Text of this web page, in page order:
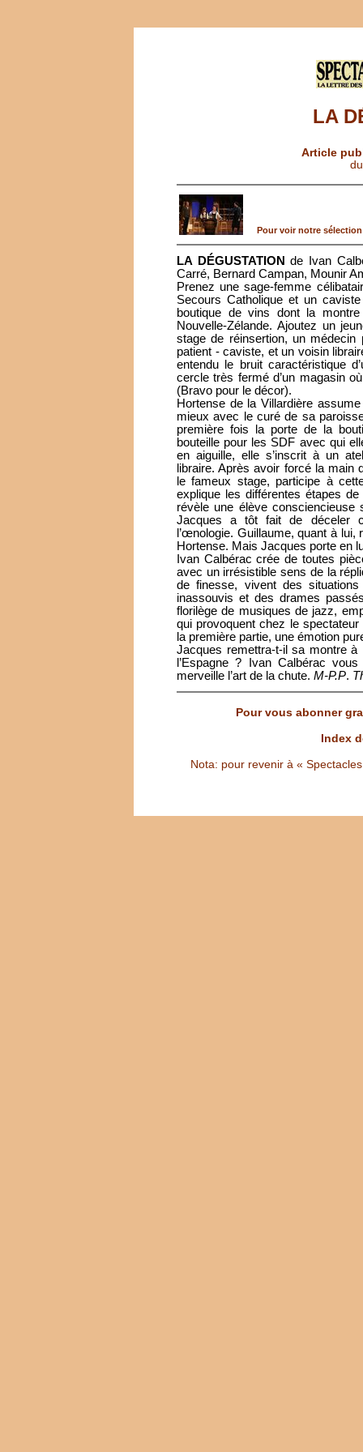
LA
Article
Pour voir notre
LA DÉGUSTATION de Ivan
Carré, Bernard Campan, Mounir
Prenez une sage-femme
Secours Catholique et un
boutique de vins dont la
Nouvelle-Zélande. Ajoutez un
stage de réinsertion, un
patient - caviste, et un voisin
entendu le bruit caractéristique
cercle très fermé d’un magasin
(Bravo pour le décor).
Hortense de la Villardière
mieux avec le curé de sa
première fois la porte de la
bouteille pour les SDF avec qui
en aiguille, elle s’inscrit à un
libraire. Après avoir forcé la
le fameux stage, participe à
explique les différentes étapes
révèle une élève consciencieuse
Jacques a tôt fait de déceler
l’œnologie. Guillaume, quant à
Hortense. Mais Jacques porte en
Ivan Calbérac crée de toutes
avec un irrésistible sens de la
de finesse, vivent des
inassouvis et des drames
florilège de musiques de jazz,
qui provoquent chez le
la première partie, une émotion
Jacques remettra-t-il sa montre à
l’Espagne ? Ivan Calbérac
merveille l’art de la chute. M-P.P.
Pour vous abonner
Index
Nota: pour revenir à «